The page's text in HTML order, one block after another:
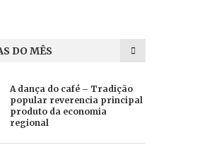
DO MÊS
A dança do café – Tradição
popular reverencia principal
produto da economia
regional